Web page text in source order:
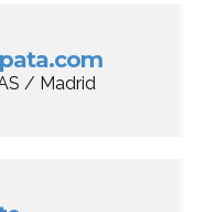
/ Madrid